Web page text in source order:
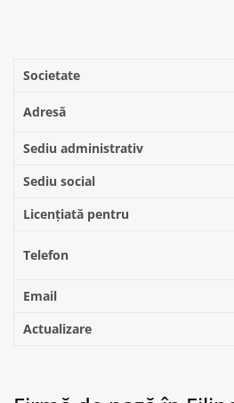
Societate
Adresă
Sediu administrativ
Sediu social
Licențiată pentru
Telefon
Email
Actualizare